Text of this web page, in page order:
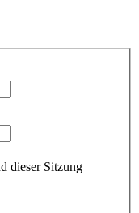
dieser Sitzung